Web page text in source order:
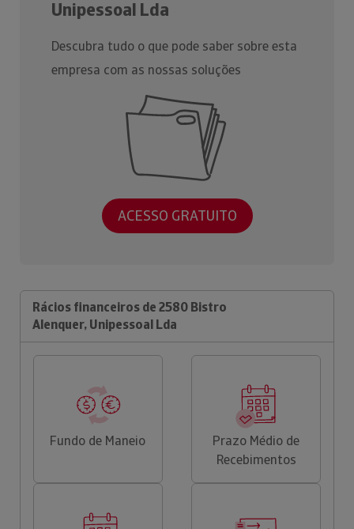
Unipessoal Lda
Descubra tudo o que pode saber sobre esta
empresa com as nossas soluções
ACESSO GRATUITO
Rácios financeiros de 2580 Bistro
Alenquer, Unipessoal Lda
Fundo de Maneio
Prazo Médio de
Recebimentos